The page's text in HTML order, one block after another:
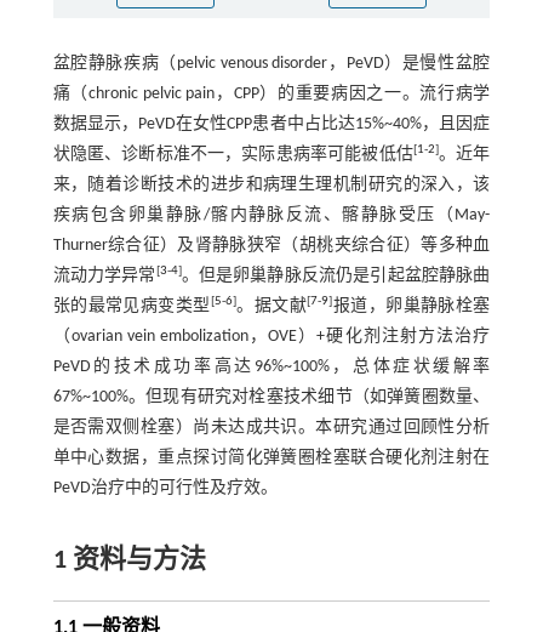
盆腔静脉疾病（pelvic venous disorder，PeVD）是慢性盆腔
痛（chronic pelvic pain，CPP）的重要病因之一。流行病学
数据显示，PeVD在女性CPP患者中占比达15%~40%，且因症
状隐匿、诊断标准不一，实际患病率可能被低估[1-2]。近年
来，随着诊断技术的进步和病理生理机制研究的深入，该
疾病包含卵巢静脉/髂内静脉反流、髂静脉受压（May-
Thurner综合征）及肾静脉狭窄（胡桃夹综合征）等多种血
流动力学异常 [3-4]。但是卵巢静脉反流仍是引起盆腔静脉曲
张的最常见病变类型[5-6]。据文献[7-9]报道，卵巢静脉栓塞
（ovarian vein embolization，OVE）+硬化剂注射方法治疗
PeVD的技术成功率高达96%~100%，总体症状缓解率
67%~100%。但现有研究对栓塞技术细节（如弹簧圈数量、
是否需双侧栓塞）尚未达成共识。本研究通过回顾性分析
单中心数据，重点探讨简化弹簧圈栓塞联合硬化剂注射在
PeVD治疗中的可行性及疗效。
1 资料与方法